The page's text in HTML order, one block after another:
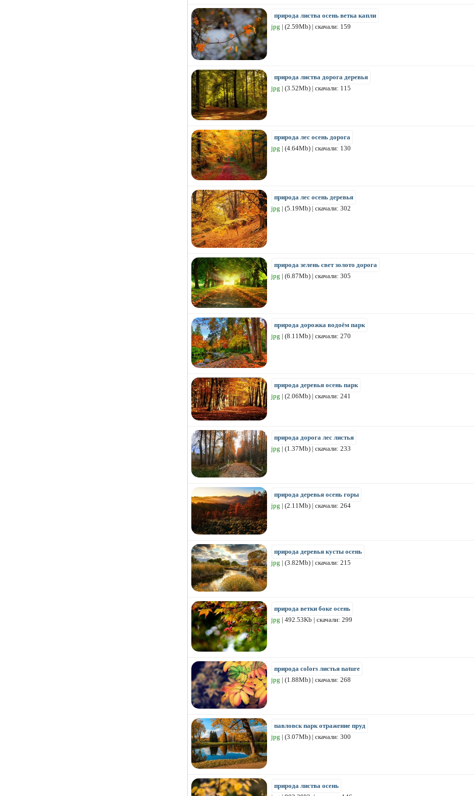
природа листва осень ветка капли
jpg | (2.59Mb) | скачали: 159
природа листва дорога деревья
jpg | (3.52Mb) | скачали: 115
природа лес осень дорога
jpg | (4.64Mb) | скачали: 130
природа лес осень деревья
jpg | (5.19Mb) | скачали: 302
природа зелень свет золото дорога
jpg | (6.87Mb) | скачали: 305
природа дорожка водоём парк
jpg | (8.11Mb) | скачали: 270
природа деревья осень парк
jpg | (2.06Mb) | скачали: 241
природа дорога лес листья
jpg | (1.37Mb) | скачали: 233
природа деревья осень горы
jpg | (2.11Mb) | скачали: 264
природа деревья кусты осень
jpg | (3.82Mb) | скачали: 215
природа ветки боке осень
jpg | 492.53Kb | скачали: 299
природа colors листья nature
jpg | (1.88Mb) | скачали: 268
павловск парк отражение пруд
jpg | (3.07Mb) | скачали: 300
природа листва осень